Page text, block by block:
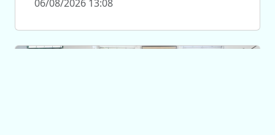
06/08/2026 13:08